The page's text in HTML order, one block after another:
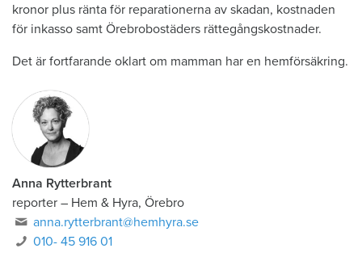
kronor plus ränta för reparationerna av skadan, kostnaden
för inkasso samt Örebrobostäders rättegångskostnader.
Det är fortfarande oklart om mamman har en hemförsäkring.
Anna Rytterbrant
reporter – Hem & Hyra, Örebro
anna.rytterbrant@hemhyra.se
010- 45 916 01